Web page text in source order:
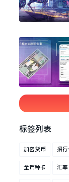
标签列表
加密货币 招行
全币种卡 汇率